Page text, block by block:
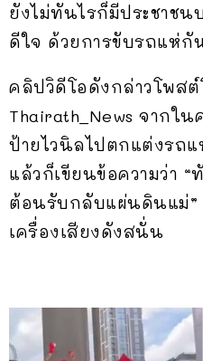
ยังไม่ทันไรก็มีประชาช
ดีใจ ด้วยการขับรถแห่กั
คลิปวิดีโอดังกล่าวโพสต์
Thairath_News จากใน
ป้ายไวนิลไปตกแต่งรถ
แล้วก็เขียนข้อความว่า
ต้อนรับกลับแผ่นดินแม่”
เครื่องเสียงดังสนั่น